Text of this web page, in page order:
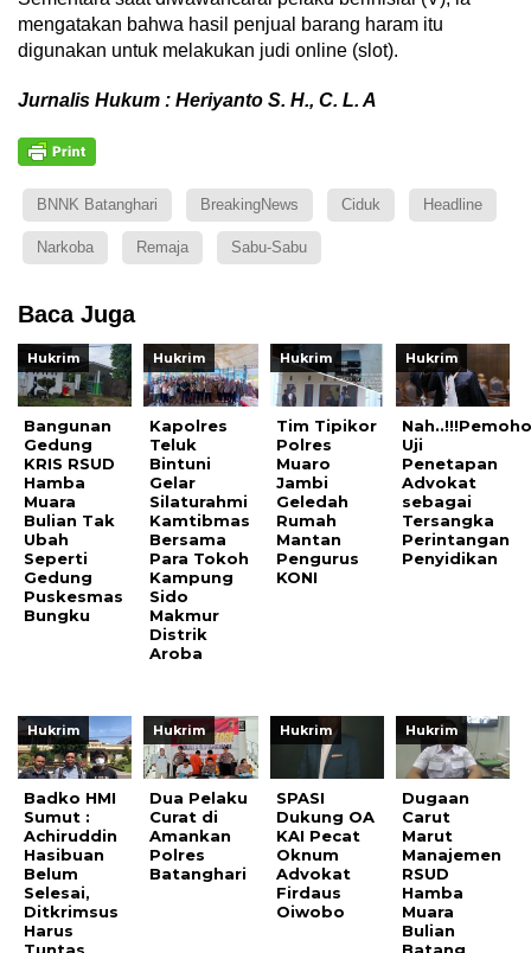
mengatakan bahwa hasil penjual barang haram itu
digunakan untuk melakukan judi online (slot).
Jurnalis Hukum : Heriyanto S. H., C. L. A
BNNK Batanghari BreakingNews Ciduk Headline
Narkoba Remaja Sabu-Sabu
Baca Juga
Hukrim
Bangunan
Gedung
KRIS RSUD
Hamba
Muara
Bulian Tak
Ubah
Seperti
Gedung
Puskesmas
Bungku
Hukrim
Kapolres
Teluk
Bintuni
Gelar
Silaturahmi
Kamtibmas
Bersama
Para Tokoh
Kampung
Sido
Makmur
Distrik
Aroba
Hukrim
Tim Tipikor
Polres
Muaro
Jambi
Geledah
Rumah
Mantan
Pengurus
KONI
Hukrim
Uji
Penetapan
Advokat
sebagai
Tersangka
Perintangan
Penyidikan
Hukrim
Badko HMI
Sumut :
Achiruddin
Hasibuan
Belum
Selesai,
Ditkrimsus
Harus
Tuntas
Hukrim
Dua Pelaku
Curat di
Amankan
Polres
Batanghari
Hukrim
SPASI
Dukung OA
KAI Pecat
Oknum
Advokat
Firdaus
Oiwobo
Hukrim
Dugaan
Carut
Marut
Manajemen
RSUD
Hamba
Muara
Bulian
Batang